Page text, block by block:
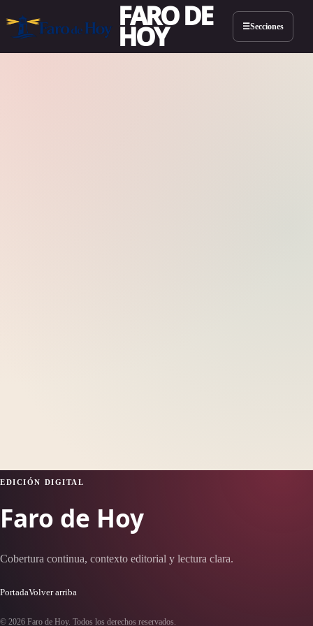
FARO DE
HOY ☰Secciones
EDICIÓN DIGITAL
Faro de Hoy
Cobertura continua, contexto editorial y lectura clara.
PortadaVolver arriba
© 2026 Faro de Hoy. Todos los derechos reservados.